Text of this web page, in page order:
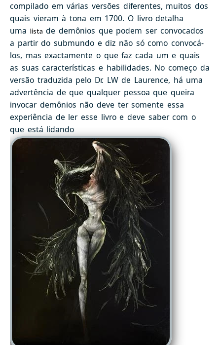
compilado em várias versões diferentes, muitos dos
quais vieram à tona em 1700. O livro detalha
uma lista de demônios que podem ser convocados
a partir do submundo e diz não só como convocá-
los, mas exactamente o que faz cada um e quais
as suas características e habilidades. No começo da
versão traduzida pelo Dr. LW de Laurence, há uma
advertência de que qualquer pessoa que queira
invocar demônios não deve ter somente essa
experiência de ler esse livro e deve saber com o
que está lidando